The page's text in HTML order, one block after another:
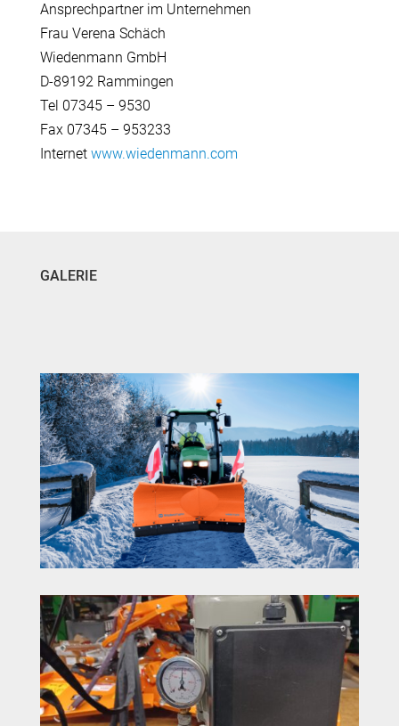
Ansprechpartner im Unternehmen
Frau Verena Schäch
Wiedenmann GmbH
D-89192 Rammingen
Tel 07345 – 9530
Fax 07345 – 953233
Internet www.wiedenmann.com
GALERIE